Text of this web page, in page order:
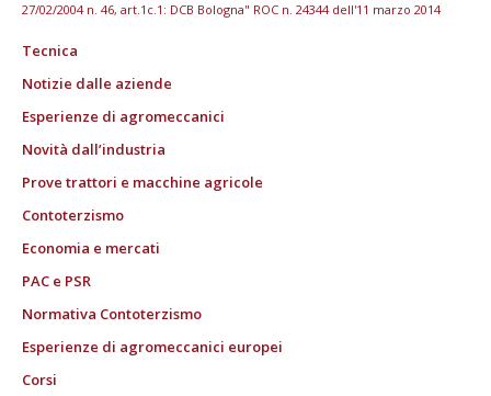
27/02/2004 n. 46, art.1c.1: DCB Bologna" ROC n. 24344 dell'11 marzo 2014
Tecnica
Notizie dalle aziende
Esperienze di agromeccanici
Novità dall’industria
Prove trattori e macchine agricole
Contoterzismo
Economia e mercati
PAC e PSR
Normativa Contoterzismo
Esperienze di agromeccanici europei
Corsi